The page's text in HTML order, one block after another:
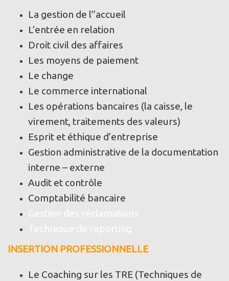
La gestion de l’’accueil
L’entrée en relation
Droit civil des affaires
Les moyens de paiement
Le change
Le commerce international
Les opérations bancaires (la caisse, le
virement, traitements des valeurs)
Esprit et éthique d’entreprise
Gestion administrative de la documentation
interne – externe
Audit et contrôle
Comptabilité bancaire
INSERTION PROFESSIONNELLE
Le Coaching sur les TRE (Techniques de